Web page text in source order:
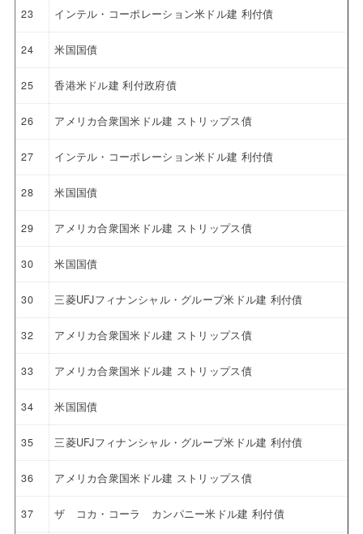
23 インテル・コーポレーション米ドル建 利付債
24 米国国債
25 香港米ドル建 利付政府債
26 アメリカ合衆国米ドル建 ストリップス債
27 インテル・コーポレーション米ドル建 利付債
28 米国国債
29 アメリカ合衆国米ドル建 ストリップス債
30 米国国債
30 三菱UFJフィナンシャル・グループ米ドル建 利付債
32 アメリカ合衆国米ドル建 ストリップス債
33 アメリカ合衆国米ドル建 ストリップス債
34 米国国債
35 三菱UFJフィナンシャル・グループ米ドル建 利付債
36 アメリカ合衆国米ドル建 ストリップス債
37 ザ コカ・コーラ カンパニー米ドル建 利付債